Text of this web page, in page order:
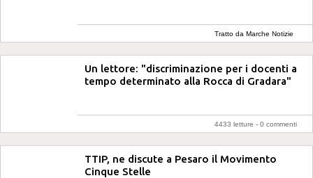
Tratto da Marche Notizie
Un lettore: "discriminazione per i docenti a
tempo determinato alla Rocca di Gradara"
4433 letture - 0 commenti
TTIP, ne discute a Pesaro il Movimento
Cinque Stelle